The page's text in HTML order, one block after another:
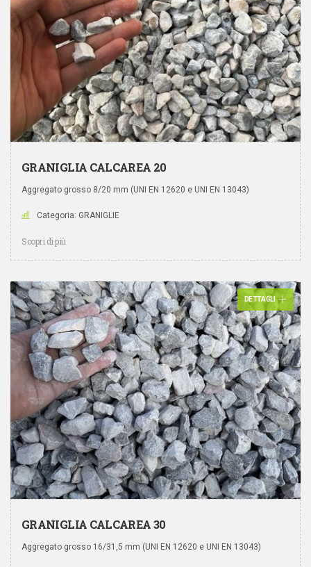
GRANIGLIA CALCAREA 20
Aggregato grosso 8/20 mm (UNI EN 12620 e UNI EN 13043)
Categoria: GRANIGLIE
Scopri di più
DETTAGLI
GRANIGLIA CALCAREA 30
Aggregato grosso 16/31,5 mm (UNI EN 12620 e UNI EN 13043)